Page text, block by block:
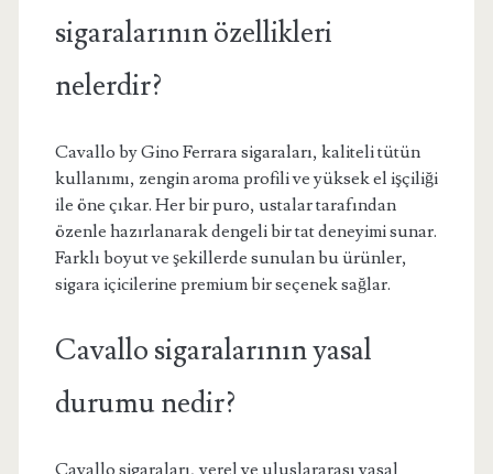
sigaralarının özellikleri
nelerdir?
Cavallo by Gino Ferrara sigaraları, kaliteli tütün
kullanımı, zengin aroma profili ve yüksek el işçiliği
ile öne çıkar. Her bir puro, ustalar tarafından
özenle hazırlanarak dengeli bir tat deneyimi sunar.
Farklı boyut ve şekillerde sunulan bu ürünler,
sigara içicilerine premium bir seçenek sağlar.
Cavallo sigaralarının yasal
durumu nedir?
Cavallo sigaraları, yerel ve uluslararası yasal